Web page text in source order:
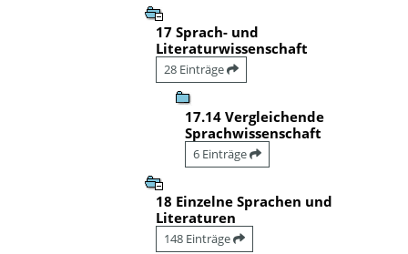
17 Sprach- und
Literaturwissenschaft
28 Einträge
17.14 Vergleichende
Sprachwissenschaft
6 Einträge
18 Einzelne Sprachen und
Literaturen
148 Einträge